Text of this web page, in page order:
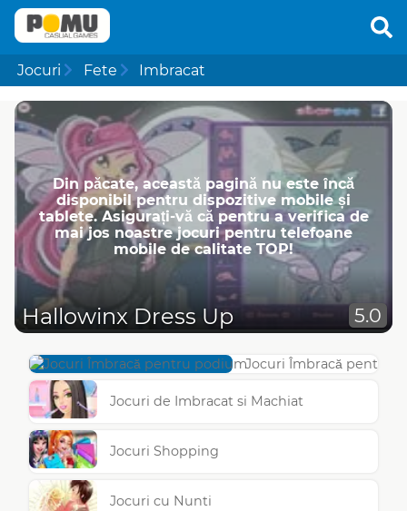
Jocuri Fete Imbracat
Din păcate, această pagină nu este încă
disponibil pentru dispozitive mobile și
tablete. Asigurați-vă că pentru a verifica de
mai jos noastre jocuri pentru telefoane
mobile de calitate TOP!
Hallowinx Dress Up 5.0
Jocuri Îmbracă pentru
Jocuri de Imbracat si Machiat
Jocuri Shopping
Jocuri cu Nunti